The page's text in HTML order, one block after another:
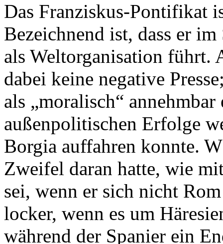
Das Franziskus-Pontifikat
Bezeichnend ist, dass er
als Weltorganisation führt.
dabei keine negative
als „moralisch“
außenpolitischen Erfolge
Borgia auffahren konnte.
Zweifel daran hatte, wie
sei, wenn er sich nicht
locker, wenn es um
während der Spanier ein